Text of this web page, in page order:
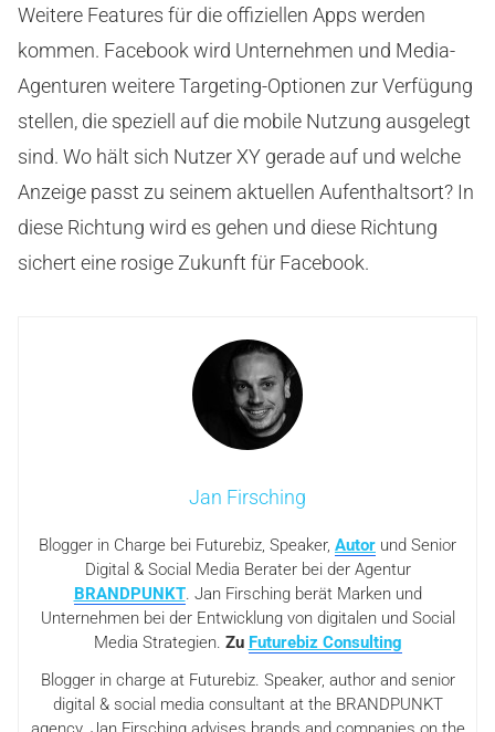
Weitere Features für die offiziellen Apps werden
kommen. Facebook wird Unternehmen und Media-
Agenturen weitere Targeting-Optionen zur Verfügung
stellen, die speziell auf die mobile Nutzung ausgelegt
sind. Wo hält sich Nutzer XY gerade auf und welche
Anzeige passt zu seinem aktuellen Aufenthaltsort? In
diese Richtung wird es gehen und diese Richtung
sichert eine rosige Zukunft für Facebook.
Jan Firsching
Blogger in Charge bei Futurebiz, Speaker, Autor und Senior
Digital & Social Media Berater bei der Agentur
BRANDPUNKT. Jan Firsching berät Marken und
Unternehmen bei der Entwicklung von digitalen und Social
Media Strategien. Zu Futurebiz Consulting
Blogger in charge at Futurebiz. Speaker, author and senior
digital & social media consultant at the BRANDPUNKT